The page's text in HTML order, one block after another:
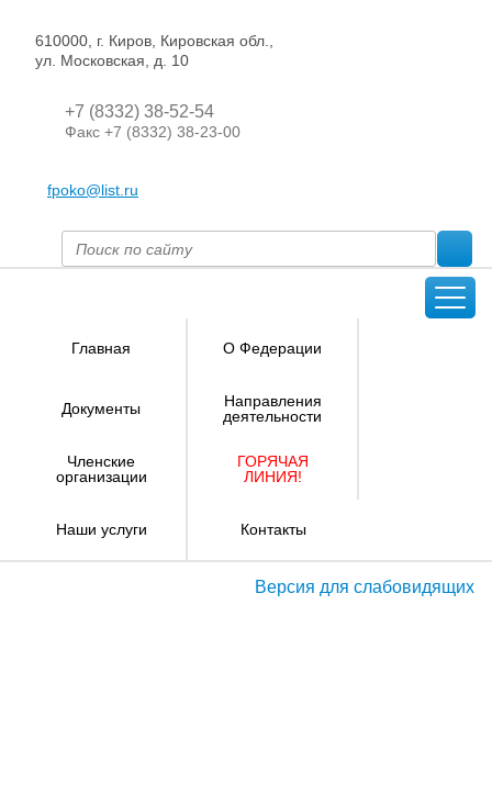
610000, г. Киров, Кировская обл.,
ул. Московская, д. 10
+7 (8332) 38-52-54
Факс +7 (8332) 38-23-00
fpoko@list.ru
Главная О Федерации
Документы
Направления
деятельности
Членские
организации
ГОРЯЧАЯ
ЛИНИЯ!
Наши услуги Контакты
Версия для слабовидящих